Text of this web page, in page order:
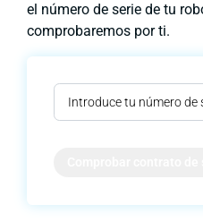
el número de serie de tu
comprobaremos por ti.